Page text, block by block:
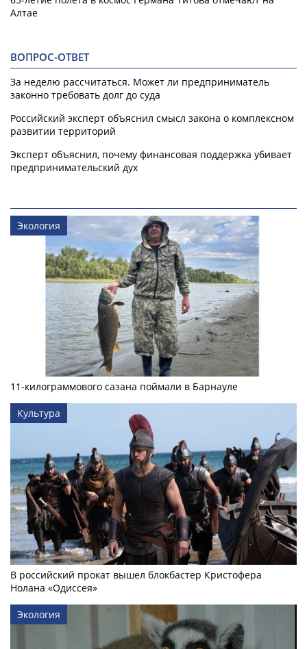
Алтае
ВОПРОС-ОТВЕТ
За неделю рассчитаться. Может ли предприниматель
законно требовать долг до суда
Российский эксперт объяснил смысл закона о комплексном
развитии территорий
Эксперт объяснил, почему финансовая поддержка убивает
предпринимательский дух
Экология
11-килограммового сазана поймали в Барнауле
Культура
В российский прокат вышел блокбастер Кристофера
Нолана «Одиссея»
Экология